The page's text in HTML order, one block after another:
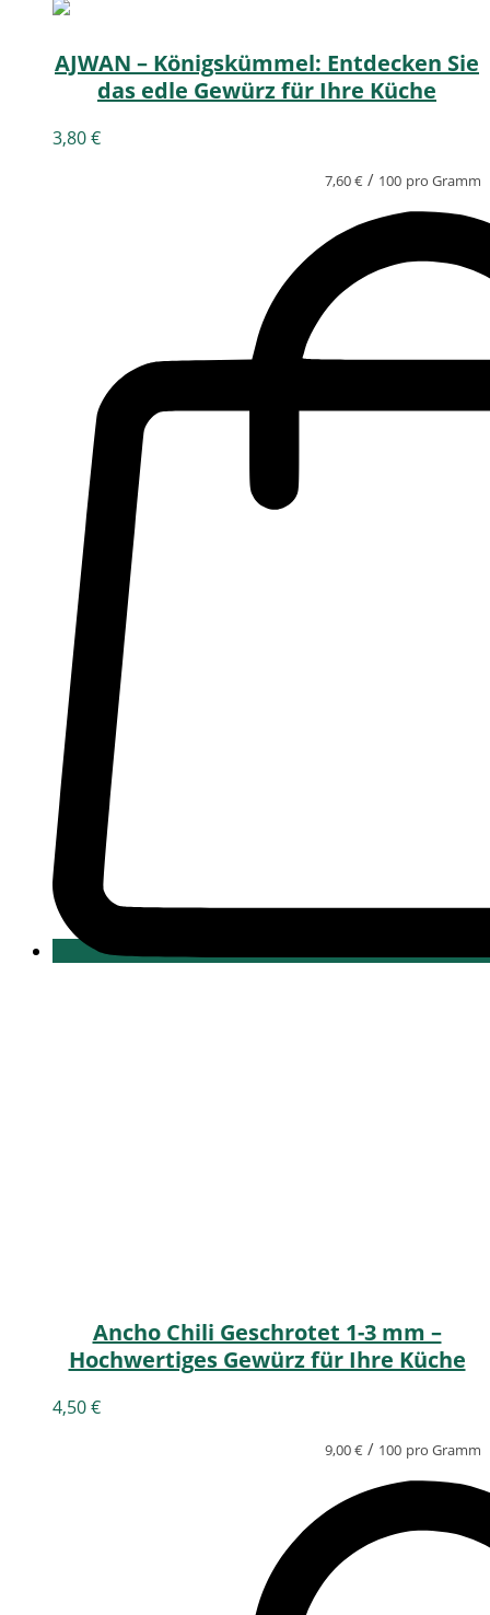
AJWAN – Königskümmel: Entdecken Sie
das edle Gewürz für Ihre Küche
3,80€
7,60€ / 100 pro Gramm
Ancho Chili Geschrotet 1-3 mm –
Hochwertiges Gewürz für Ihre Küche
4,50€
9,00€ / 100 pro Gramm